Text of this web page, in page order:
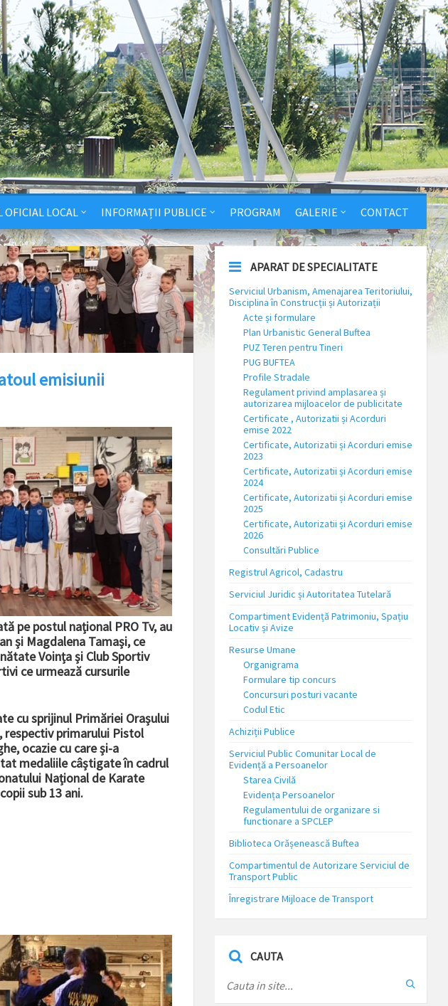
OFICIAL LOCAL INFORMAȚII PUBLICE PROGRAM GALERIE CONTACT
emisiunii
pe postul național PRO Tv, au
și Magdalena Tamași, ce
Voința și Club Sportiv
ce urmează cursurile
cu sprijinul Primăriei Orașului
respectiv primarului Pistol
ocazie cu care și-a
medaliile câștigate în cadrul
Național de Karate
sub 13 ani.
APARAT DE SPECIALITATE
Serviciul Urbanism, Amenajarea Teritoriului,
Disciplina în Construcții și Autorizații
Acte și formulare
Plan Urbanistic General Buftea
PUZ Teren pentru Tineri
PUG BUFTEA
Profile Stradale
Regulament privind amplasarea și
autorizarea mijloacelor de publicitate
Certificate , Autorizatii și Acorduri
emise 2022
Certificate, Autorizatii și Acorduri emise
2023
Certificate, Autorizatii și Acorduri emise
2024
Certificate, Autorizatii și Acorduri emise
2025
Certificate, Autorizatii și Acorduri emise
2026
Consultări Publice
Registrul Agricol, Cadastru
Serviciul Juridic și Autoritatea Tutelară
Compartiment Evidență Patrimoniu, Spațiu
Locativ și Avize
Resurse Umane
Organigrama
Formulare tip concurs
Concursuri posturi vacante
Codul Etic
Achiziții Publice
Serviciul Public Comunitar Local de
Evidență a Persoanelor
Starea Civilă
Evidența Persoanelor
Regulamentului de organizare si
functionare a SPCLEP
Biblioteca Orășenească Buftea
Compartimentul de Autorizare Serviciul de
Transport Public
Înregistrare Mijloace de Transport
CAUTA